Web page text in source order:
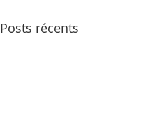
Posts récents